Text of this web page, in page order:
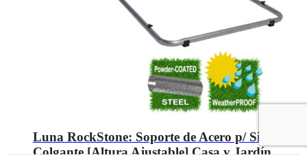
Luna RockStone: Soporte de Acero p/ Silla
Colgante [Altura Ajustable] Casa y Jardín